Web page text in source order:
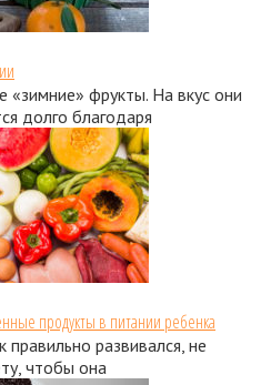
фрукты. На вкус они
долго благодаря
продукты в питании ребенка
развивался, не
чтобы она